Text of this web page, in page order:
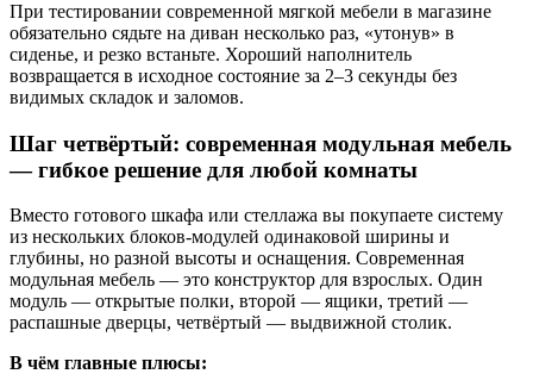
При тестировании современной мягкой мебели в магазине
обязательно сядьте на диван несколько раз, «утонув» в
сиденье, и резко встаньте. Хороший наполнитель
возвращается в исходное состояние за 2–3 секунды без
видимых складок и заломов.
Шаг четвёртый: современная модульная мебель
— гибкое решение для любой комнаты
Вместо готового шкафа или стеллажа вы покупаете систему
из нескольких блоков-модулей одинаковой ширины и
глубины, но разной высоты и оснащения. Современная
модульная мебель — это конструктор для взрослых. Один
модуль — открытые полки, второй — ящики, третий —
распашные дверцы, четвёртый — выдвижной столик.
В чём главные плюсы: